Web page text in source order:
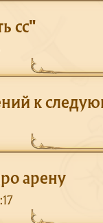
сс"
к
арену